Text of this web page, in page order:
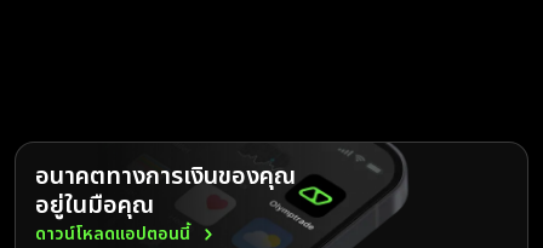
อนาคตทางการเงินของคุณ
อยู่ในมือคุณ
ดาวน์โหลดแอปตอนนี้